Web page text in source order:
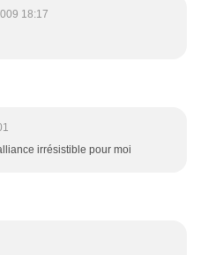
18:17
irrésistible pour moi